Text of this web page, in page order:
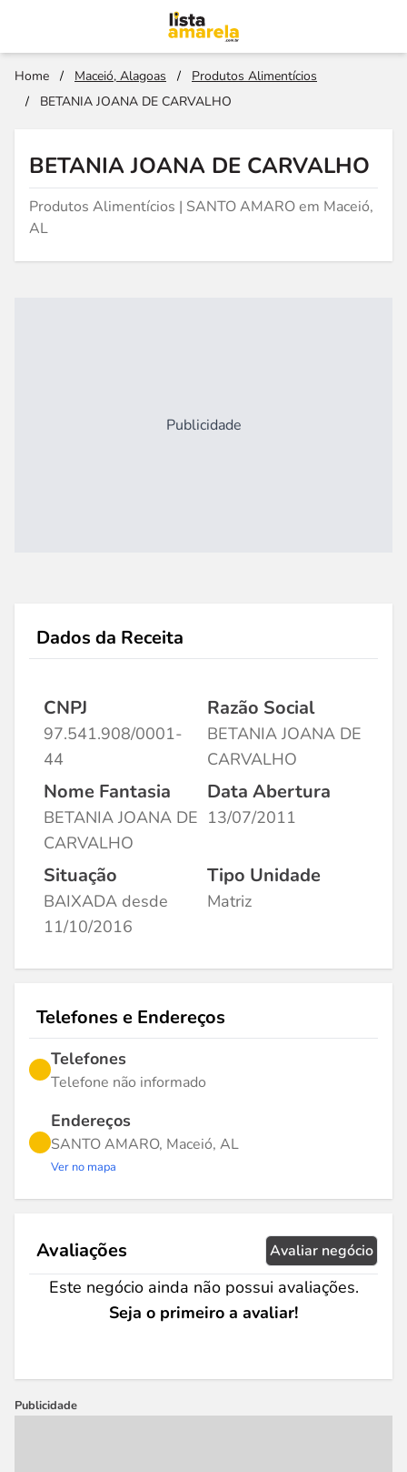
Home / Maceió, Alagoas /
Produtos Alimentícios
/
BETANIA JOANA DE CARVALHO
BETANIA JOANA DE CARVALHO
Produtos Alimentícios | SANTO AMARO em Maceió,
AL
Publicidade
Dados da Receita
CNPJ
97.541.908/0001-
44
Razão Social
BETANIA JOANA DE
CARVALHO
Nome Fantasia
BETANIA JOANA DE
CARVALHO
Data Abertura
13/07/2011
Situação
BAIXADA desde
11/10/2016
Tipo Unidade
Matriz
Telefones e Endereços
Telefones
Telefone não informado
Endereços
SANTO AMARO, Maceió, AL
Ver no mapa
Avaliações Avaliar negócio
Este negócio ainda não possui avaliações.
Seja o primeiro a avaliar!
Publicidade